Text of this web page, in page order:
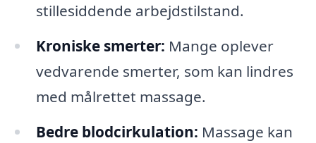
stillesiddende arbejdstilstand.
Kroniske smerter: Mange oplever
vedvarende smerter, som kan lindres
med målrettet massage.
Bedre blodcirkulation: Massage kan